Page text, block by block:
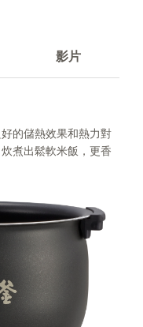
影片
的儲熱效果和熱力對
煮出鬆軟米飯，更香